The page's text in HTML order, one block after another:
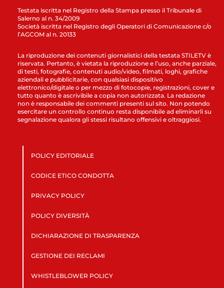
Testata iscritta nel Registro della Stampa presso il Tribunale di
Salerno al n. 34/2009
Società iscritta nel Registro degli Operatori di Comunicazione c/o
l’AGCOM al n. 20133
La riproduzione dei contenuti giornalistici della testata STILETV è
riservata. Pertanto, è vietata la riproduzione e l’uso, anche parziale,
di testi, fotografie, contenuti audio/video, filmati, loghi, grafiche
aziendali e pubblicitarie, con qualsiasi dispositivo
elettronico/digitale o per mezzo di fotocopie, registrazioni, cover e
tutto quanto è ascrivibile a copia non autorizzata. La redazione
non è responsabile dei commenti presenti sul sito. Non potendo
esercitare un controllo continuo resta disponibile ad eliminarli su
segnalazione qualora gli stessi risultano offensivi e oltraggiosi.
POLICY EDITORIALE
CODICE ETICO CONDOTTA
PRIVACY POLICY
POLICY DIVERSITÀ
DICHIARAZIONE DI TRASPARENZA
GESTIONE DEI RECLAMI
WHISTLEBLOWER POLICY